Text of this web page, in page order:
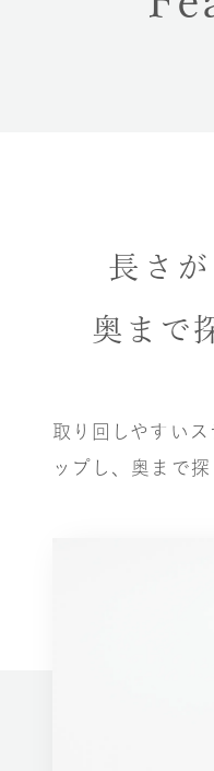
長さが
奥まで
取り回しやすい
ップし、奥まで